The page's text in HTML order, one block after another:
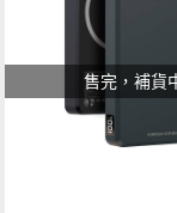
售完，補貨